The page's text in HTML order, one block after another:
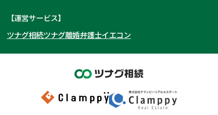
秋田県
福島県
埼玉県
茨城県 群馬県
愛知県
岐阜県 山梨県
関西
大阪府 京都府
奈良県
和歌山県
北陸・甲信越
石川県
富山県
岡山県
九州・沖縄
相続手続き
家族信託
成年後見・任意後見
相続財産調査
不動産評価(相続不動産)
相続トラブル
【運営サービス】
ツナグ相続ツナグ離婚弁護士イエコン